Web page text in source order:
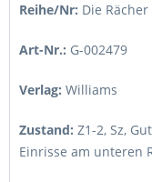
Reihe/Nr: Die Rächer
Art-Nr.: G-002479
Verlag: Williams
Zustand: Z1-2, Sz,
Einrisse am unteren